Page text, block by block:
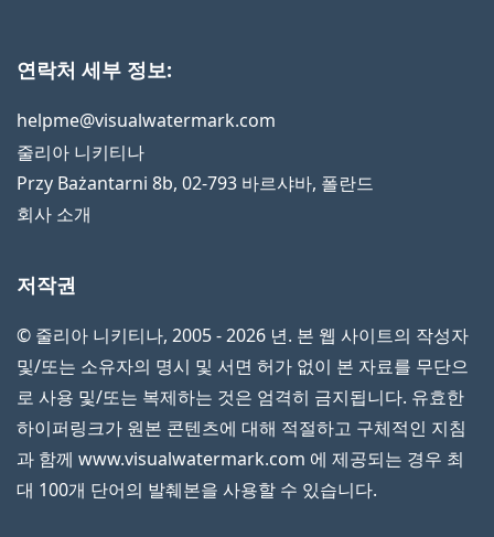
연락처 세부 정보:
helpme@visualwatermark.com
줄리아 니키티나
Przy Bażantarni 8b, 02-793 바르샤바, 폴란드
회사 소개
저작권
© 줄리아 니키티나, 2005 - 2026 년. 본 웹 사이트의 작성자
및/또는 소유자의 명시 및 서면 허가 없이 본 자료를 무단으
로 사용 및/또는 복제하는 것은 엄격히 금지됩니다. 유효한
하이퍼링크가 원본 콘텐츠에 대해 적절하고 구체적인 지침
과 함께 www.visualwatermark.com 에 제공되는 경우 최
대 100개 단어의 발췌본을 사용할 수 있습니다.